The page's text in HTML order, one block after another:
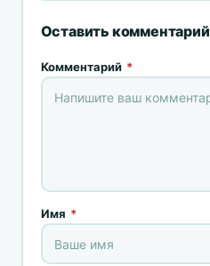
Оставить комментарий
Комментарий *
Имя *